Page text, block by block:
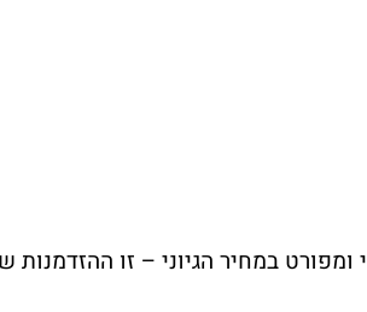
במחיר הגיוני – זו ההזדמנות